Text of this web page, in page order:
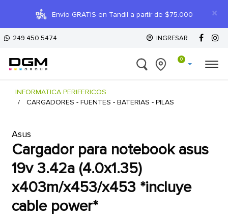
×
Envío GRATIS en Tandil a partir de $75.000
249 450 5474 INGRESAR
0
INFORMATICA PERIFERICOS
CARGADORES - FUENTES - BATERIAS - PILAS
Asus
cargador para notebook asus
19v 3.42a (4.0x1.35)
x403m/x453/x453 *incluye
cable power*